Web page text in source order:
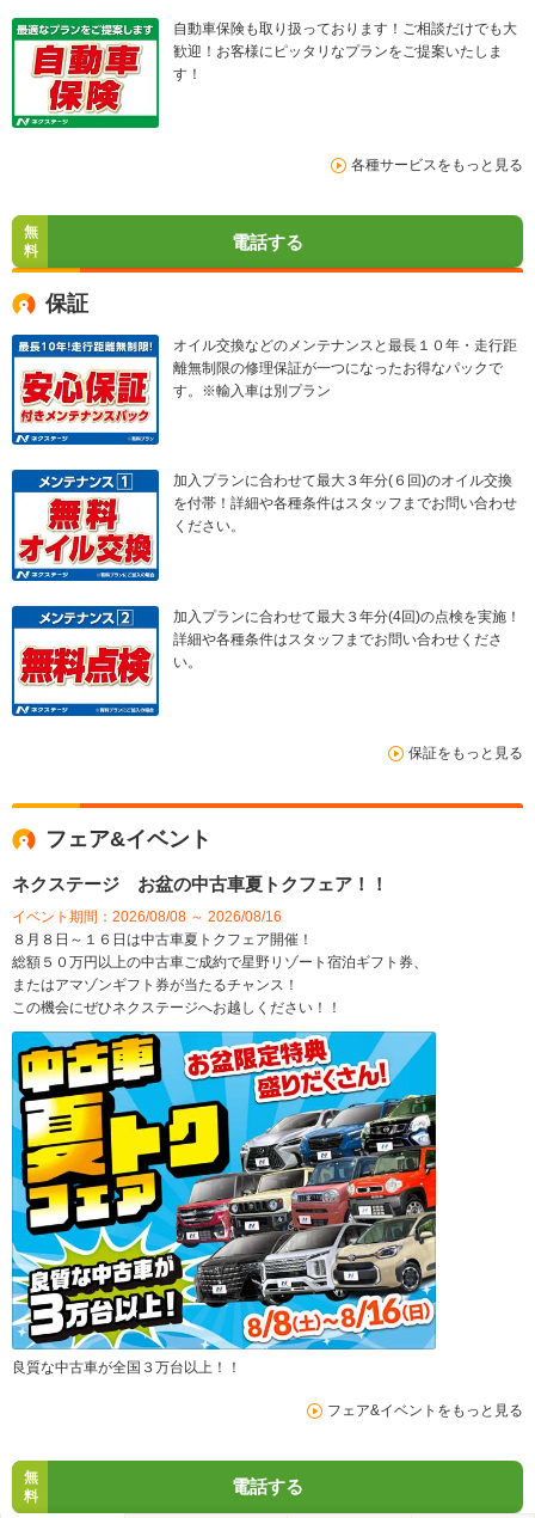
自動車保険も取り扱っております！ご相談だけでも大
歓迎！お客様にピッタリなプランをご提案いたしま
す！
各種サービスをもっと見る
無
料
電話する
保証
オイル交換などのメンテナンスと最長１０年・走行距
離無制限の修理保証が一つになったお得なパックで
す。※輸入車は別プラン
加入プランに合わせて最大３年分(６回)のオイル交換
を付帯！詳細や各種条件はスタッフまでお問い合わせ
ください。
加入プランに合わせて最大３年分(4回)の点検を実施！
詳細や各種条件はスタッフまでお問い合わせくださ
い。
保証をもっと見る
フェア&イベント
ネクステージ お盆の中古車夏トクフェア！！
イベント期間：2026/08/08 ～ 2026/08/16
８月８日～１６日は中古車夏トクフェア開催！
総額５０万円以上の中古車ご成約で星野リゾート宿泊ギフト券、
またはアマゾンギフト券が当たるチャンス！
この機会にぜひネクステージへお越しください！！
良質な中古車が全国３万台以上！！
フェア&イベントをもっと見る
無
料
電話する